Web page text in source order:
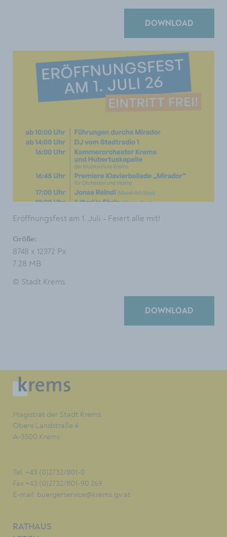
DOWNLOAD
Eröffnungsfest am 1. Juli - Feiert alle mit!
Größe:
8748 x 12372 Px
7.28 MB
© Stadt Krems
DOWNLOAD
Magistrat der Stadt Krems
Obere Landstraße 4
A-3500 Krems
Tel. +43 (0)2732/801-0
Fax +43 (0)2732/801-90 269
E-mail: buergerservice@krems.gv.at
RATHAUS